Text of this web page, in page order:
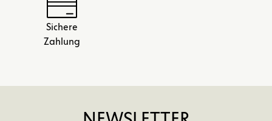
Sichere
Zahlung